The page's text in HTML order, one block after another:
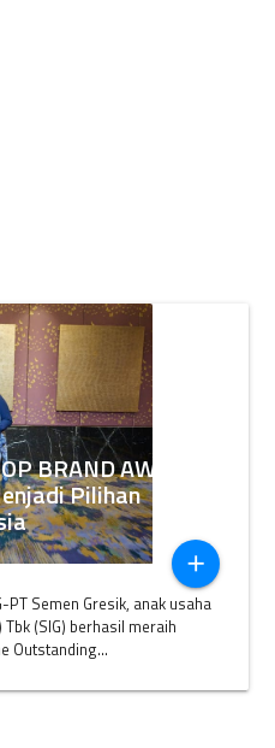
BRAND AWARDS
Pilihan
add
Semen Gresik, anak usaha
(SIG) berhasil meraih
Outstanding...